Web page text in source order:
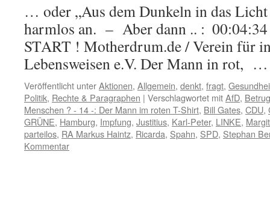
… oder „Aus dem Dunkeln in das
harmlos an. – Aber dann .. :
START ! Motherdrum.de / Verein für
Lebensweisen e.V. Der Mann in rot,
Veröffentlicht unterAktionen, Allgemein, denkt, fragt,
Politik, Rechte & Paragraphen | Verschlagwortet mitAfD,
Menschen ? - 14 -: Der Mann im roten T-Shirt, Bill Gates, CDU,
GRÜNE, Hamburg, Impfung, Justitius, Karl-Peter, LINKE,
parteilos, RA Markus Haintz, Ricarda, Spahn, SPD, Stephan
Kommentar